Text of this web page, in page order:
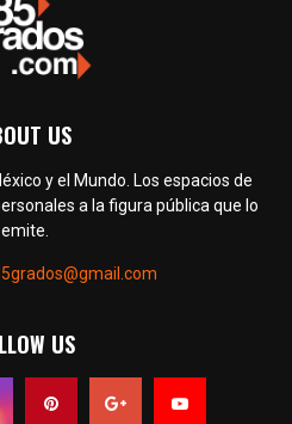
US
y el Mundo. Los espacios de
a la figura pública que lo
emite.
US